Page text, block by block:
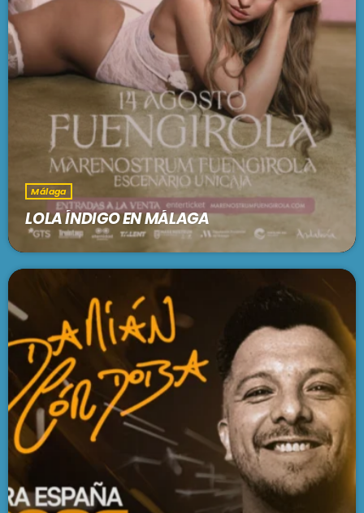
FOLKLORÍSIMO
7:00 am - 8:00 am
VARIETÉ
8:00 am - 9:00 am
Málaga
LOLA ÍNDIGO EN MÁLAGA